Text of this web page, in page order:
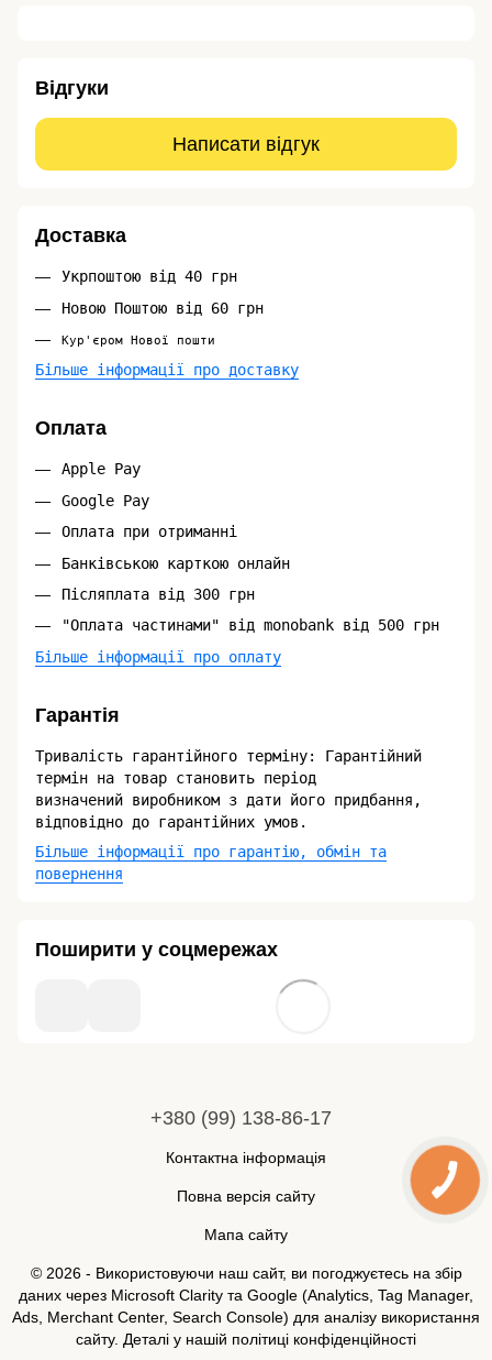
Відгуки
Написати відгук
Доставка
Укрпоштою від 40 грн
Новою Поштою від 60 грн
Кур'єром Нової пошти
Більше інформації про доставку
Оплата
Apple Pay
Google Pay
Оплата при отриманні
Банківською карткою онлайн
Післяплата від 300 грн
"Оплата частинами" від monobank від 500 грн
Більше інформації про оплату
Гарантія
Тривалість гарантійного терміну: Гарантійний
термін на товар становить період
визначений виробником з дати його придбання,
відповідно до гарантійних умов.
Більше інформації про гарантію, обмін та
повернення
Поширити у соцмережах
+380 (99) 138-86-17
Контактна інформація
Повна версія сайту
Мапа сайту
© 2026 - Використовуючи наш сайт, ви погоджуєтесь на збір
даних через Microsoft Clarity та Google (Analytics, Tag Manager,
Ads, Merchant Center, Search Console) для аналізу використання
сайту. Деталі у нашій політиці конфіденційності